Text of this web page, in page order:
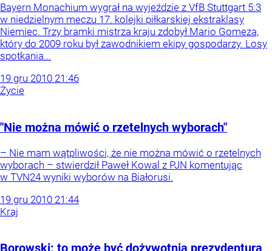
Bayern Monachium wygrał na wyjeździe z VfB Stuttgart 5:3
w niedzielnym meczu 17. kolejki piłkarskiej ekstraklasy
Niemiec. Trzy bramki mistrza kraju zdobył Mario Gomeza,
który do 2009 roku był zawodnikiem ekipy gospodarzy. Losy
spotkania...
19 gru 2010 21:46
Życie
"Nie można mówić o rzetelnych wyborach"
– Nie mam wątpliwości, że nie można mówić o rzetelnych
wyborach – stwierdził Paweł Kowal z PJN komentując
w TVN24 wyniki wyborów na Białorusi.
19 gru 2010 21:44
Kraj